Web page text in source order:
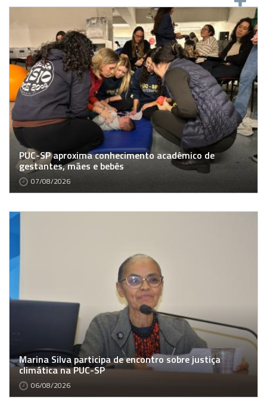
PUC-SP aproxima conhecimento acadêmico de
gestantes, mães e bebês
07/08/2026
Marina Silva participa de encontro sobre justiça
climática na PUC-SP
06/08/2026